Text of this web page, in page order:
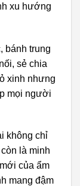
xu hướng
bánh trung
sẻ chia
xinh nhưng
mọi người
không chỉ
là minh
của ẩm
mang đậm